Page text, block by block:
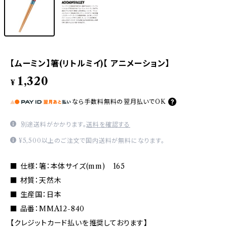
【ムーミン】箸(リトルミイ)【 アニメーション】
¥ 1,320
なら 手数料無料の 翌月払いでOK
別途送料がかかります。送料を確認する
¥5,500以上のご注文で国内送料が無料になります。
■ 仕様：箸：本体サイズ(mm) 165
■ 材質：天然木
■ 生産国：日本
■ 品番：MMA12-840
【クレジットカード払いを推奨しております】